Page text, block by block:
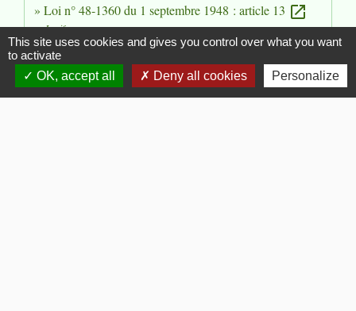
Loi n° 48-1360 du 1 septembre 1948 : article 13 open_in_new
Legifrance
Signaler une erreur sur cette page
This site uses cookies and gives you control over what you want
to activate
OK, accept all
Deny all cookies Personalize